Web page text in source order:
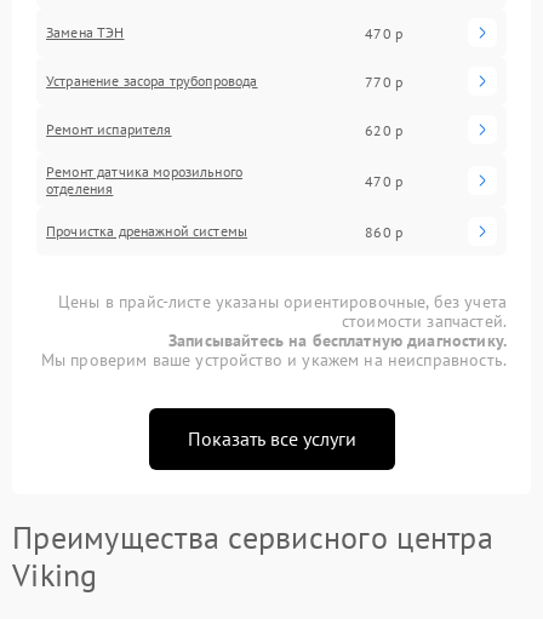
Замена ТЭН 470 р
Устранение засора трубопровода 770 р
Ремонт испарителя 620 р
Ремонт датчика морозильного
отделения
470 р
Прочистка дренажной системы 860 р
Цены в прайс-листе указаны ориентировочные, без учета
стоимости запчастей.
Записывайтесь на бесплатную диагностику.
Мы проверим ваше устройство и укажем на неисправность.
Показать все услуги
Преимущества сервисного центра
Viking